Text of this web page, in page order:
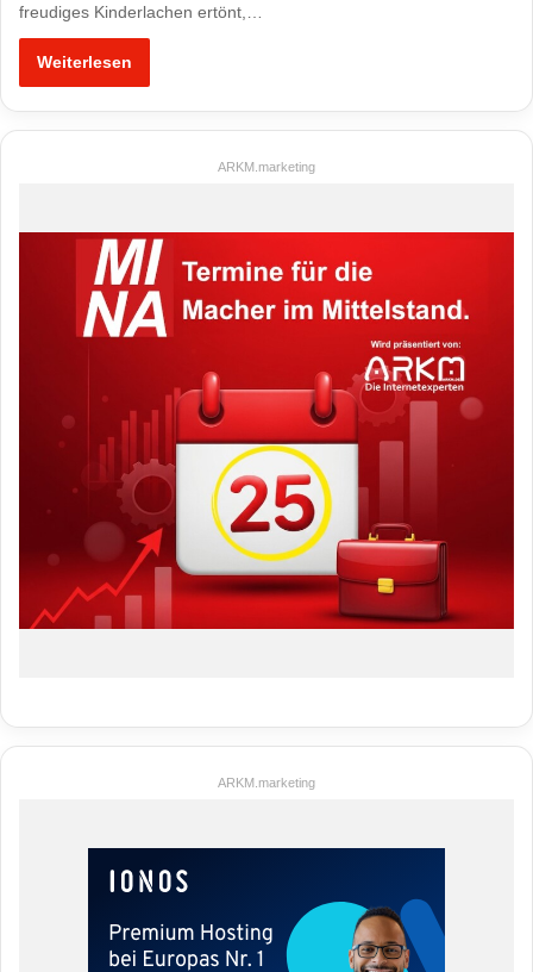
freudiges Kinderlachen ertönt,…
Weiterlesen
ARKM.marketing
ARKM.marketing